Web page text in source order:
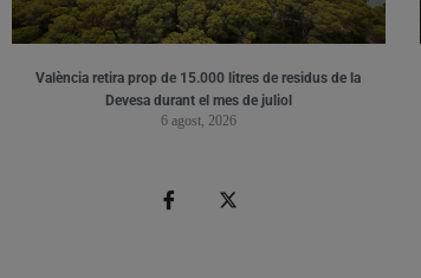
València retira prop de 15.000 litres de residus de la
Devesa durant el mes de juliol
6 agost, 2026